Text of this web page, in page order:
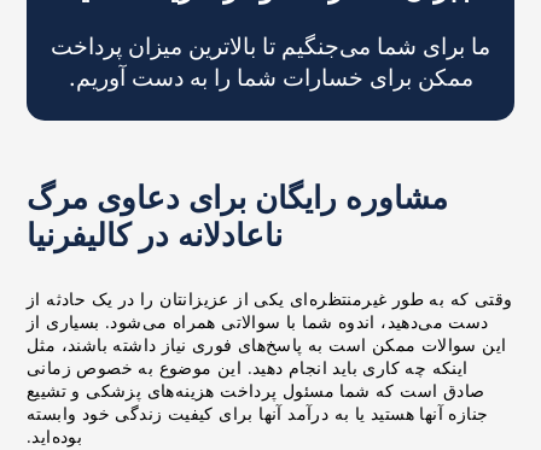
ما برای شما می‌جنگیم تا بالاترین میزان پرداخت
ممکن برای خسارات شما را به دست آوریم.
مشاوره رایگان برای دعاوی مرگ
ناعادلانه در کالیفرنیا
وقتی که به طور غیرمنتظره‌ای یکی از عزیزانتان را در یک حادثه از
دست می‌دهید، اندوه شما با سوالاتی همراه می‌شود. بسیاری از
این سوالات ممکن است به پاسخ‌های فوری نیاز داشته باشند، مثل
اینکه چه کاری باید انجام دهید. این موضوع به خصوص زمانی
صادق است که شما مسئول پرداخت هزینه‌های پزشکی و تشییع
جنازه آنها هستید یا به درآمد آنها برای کیفیت زندگی خود وابسته
بوده‌اید.